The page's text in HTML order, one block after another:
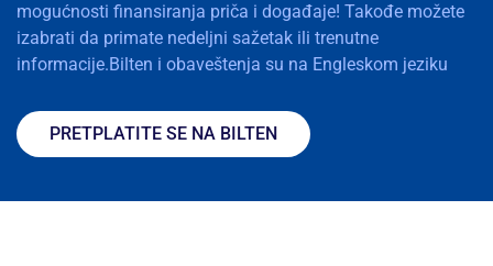
mogućnosti finansiranja priča i događaje! Takođe možete
izabrati da primate nedeljni sažetak ili trenutne
informacije.Bilten i obaveštenja su na Engleskom jeziku
PRETPLATITE SE NA BILTEN